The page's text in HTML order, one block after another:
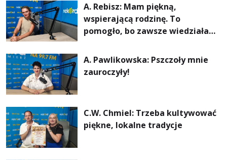
A. Rebisz: Mam piękną,
wspierającą rodzinę. To
pomogło, bo zawsze wiedziałam,
najważniejsza
A. Pawlikowska: Pszczoły mnie
zauroczyły!
C.W. Chmiel: Trzeba kultywować
piękne, lokalne tradycje